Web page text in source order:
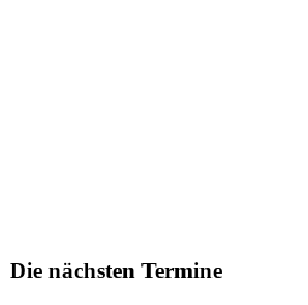
Die nächsten Termine